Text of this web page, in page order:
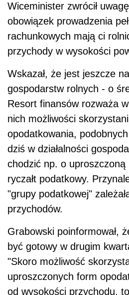
Wiceminister zwrócił
obowiązek prowadzenia
rachunkowych mają ci
przychody w wysokości
Wskazał, że jest jeszcze
gospodarstw rolnych - o
Resort finansów rozważa
nich możliwości
opodatkowania,
dziś w działalności
chodzić np. o
ryczałt podatkowy.
"grupy podatkowej"
przychodów.
Grabowski poinformował,
być gotowy w drugim
"Skoro możliwość
uproszczonych form
od wysokości przychodu,